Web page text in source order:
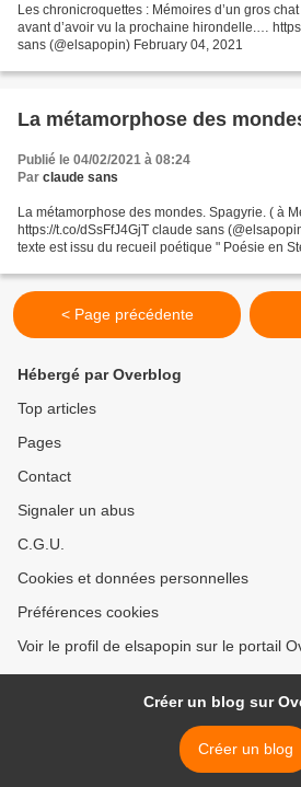
Les chronicroquettes : Mémoires d’un gros
avant d’avoir vu la prochaine hirondelle.…
sans (@elsapopin) February 04, 2021
La métamorphose des
Publié le 04/02/2021 à 08:24
Par claude sans
La métamorphose des mondes. Spagyrie. ( à
https://t.co/dSsFfJ4GjT claude sans
texte est issu du recueil poétique " Poésie en
< Page précédente
Hébergé par Overblog
Top articles
Pages
Contact
Signaler un abus
C.G.U.
Cookies et données personnelles
Préférences cookies
Voir le profil de elsapopin sur le portail
Créer un blog sur
Créer un blog